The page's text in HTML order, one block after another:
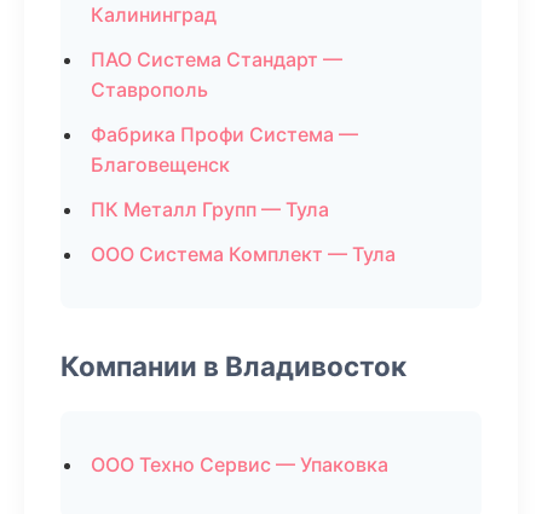
Калининград
ПАО Система Стандарт —
Ставрополь
Фабрика Профи Система —
Благовещенск
ПК Металл Групп — Тула
ООО Система Комплект — Тула
Компании в Владивосток
ООО Техно Сервис — Упаковка